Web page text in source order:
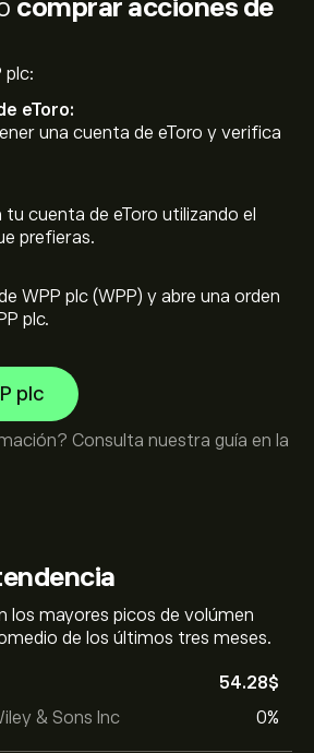
los mayores picos de volúmen
de los últimos tres meses.
& Sons Inc
54.28‎$‎
0%
comprar acciones de
plc:
eToro:
una cuenta de eToro y verifica
cuenta de eToro utilizando el
prefieras.
WPP plc (WPP) y abre una orden
plc.
plc
Consulta nuestra guía en la